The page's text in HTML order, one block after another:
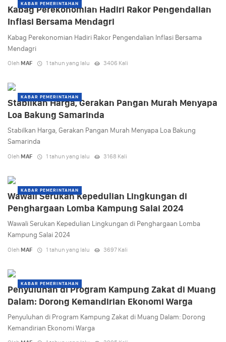
KABAR PEMERINTAHAN
Kabag Perekonomian Hadiri Rakor Pengendalian
Inflasi Bersama Mendagri
Kabag Perekonomian Hadiri Rakor Pengendalian Inflasi Bersama
Mendagri
Oleh MAF 1 tahun yang lalu 3406 Kali
KABAR PEMERINTAHAN
Stabilkan Harga, Gerakan Pangan Murah Menyapa
Loa Bakung Samarinda
Stabilkan Harga, Gerakan Pangan Murah Menyapa Loa Bakung
Samarinda
Oleh MAF 1 tahun yang lalu 3168 Kali
KABAR PEMERINTAHAN
Wawali Serukan Kepedulian Lingkungan di
Penghargaan Lomba Kampung Salai 2024
Wawali Serukan Kepedulian Lingkungan di Penghargaan Lomba
Kampung Salai 2024
Oleh MAF 1 tahun yang lalu 3697 Kali
KABAR PEMERINTAHAN
Penyuluhan di Program Kampung Zakat di Muang
Dalam: Dorong Kemandirian Ekonomi Warga
Penyuluhan di Program Kampung Zakat di Muang Dalam: Dorong
Kemandirian Ekonomi Warga